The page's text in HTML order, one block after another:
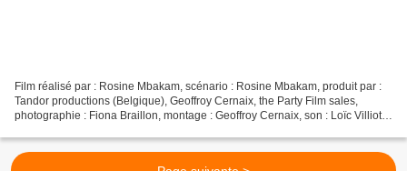
Film réalisé par : Rosine Mbakam, scénario : Rosine Mbakam, produit par :
Tandor productions (Belgique), Geoffroy Cernaix, the Party Film sales,
photographie : Fiona Braillon, montage : Geoffroy Cernaix, son : Loïc Villiot,